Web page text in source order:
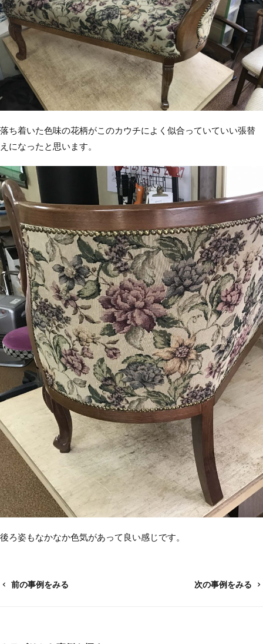
落ち着いた色味の花柄がこのカウチによく似合っていていい張替
えになったと思います。
後ろ姿もなかなか色気があって良い感じです。
前の事例をみる 次の事例をみる